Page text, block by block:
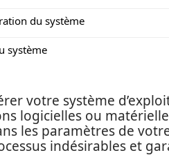
du système
système
votre système
logicielles ou
les paramètres de
indésirables et